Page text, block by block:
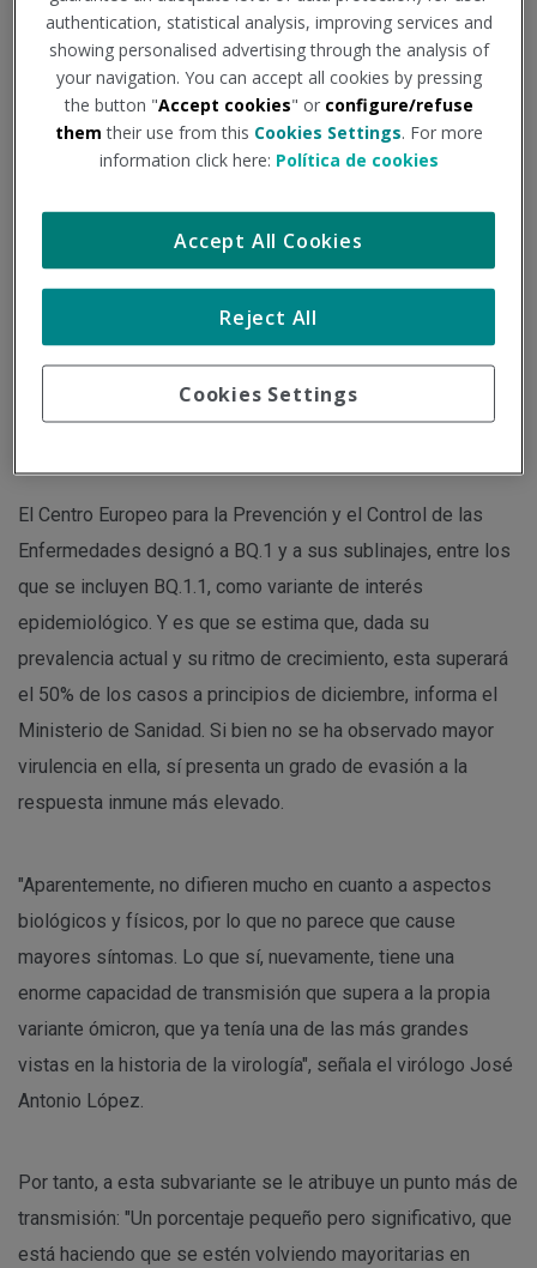
Institución - Fuente:msn.com Tipo de documento:Noticia
Una nueva subvariante de covid-19 ha hecho saltar las
alarmas. Y no precisamente por ser más virulenta o lesiva
otorgado en las redes sociales. La BQ.1 -sublinaje de
ómicron BA.4 y ómicron BA.5- ha sido apodada como ‘perro
del infierno’, una denominación que ha despertado de nuevo
el interés, y la preocupación, de la sociedad. Sin embargo,
los expertos aseguran que esta mutación no cursa con una
mayor gravedad de los síntomas, aunque sí presenta más
El Centro Europeo para la Prevención y el Control de las
Enfermedades designó a BQ.1 y a sus sublinajes, entre los
que se incluyen BQ.1.1, como variante de interés
epidemiológico. Y es que se estima que, dada su
prevalencia actual y su ritmo de crecimiento, esta superará
el 50% de los casos a principios de diciembre, informa el
Ministerio de Sanidad. Si bien no se ha observado mayor
virulencia en ella, sí presenta un grado de evasión a la
respuesta inmune más elevado.
"Aparentemente, no difieren mucho en cuanto a aspectos
biológicos y físicos, por lo que no parece que cause
mayores síntomas. Lo que sí, nuevamente, tiene una
enorme capacidad de transmisión que supera a la propia
variante ómicron, que ya tenía una de las más grandes
vistas en la historia de la virología", señala el virólogo José
Antonio López.
Por tanto, a esta subvariante se le atribuye un punto más de
transmisión: "Un porcentaje pequeño pero significativo, que
está haciendo que se estén volviendo mayoritarias en
authentication, statistical analysis, improving services and
showing personalised advertising through the analysis of
your navigation. You can accept all cookies by pressing
the button "Accept cookies" or configure/refuse
them their use from this Cookies Settings. For more
information click here: Política de cookies
Cookies Settings
Reject All
Accept All Cookies